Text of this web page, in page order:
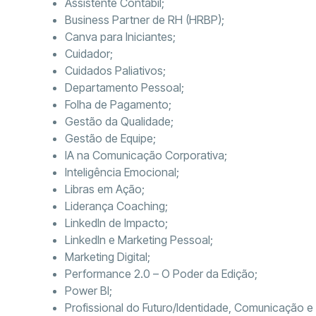
Assistente Contábil;
Business Partner de RH (HRBP);
Canva para Iniciantes;
Cuidador;
Cuidados Paliativos;
Departamento Pessoal;
Folha de Pagamento;
Gestão da Qualidade;
Gestão de Equipe;
IA na Comunicação Corporativa;
Inteligência Emocional;
Libras em Ação;
Liderança Coaching;
LinkedIn de Impacto;
LinkedIn e Marketing Pessoal;
Marketing Digital;
Performance 2.0 – O Poder da Edição;
Power BI;
Profissional do Futuro/Identidade, Comunicação e